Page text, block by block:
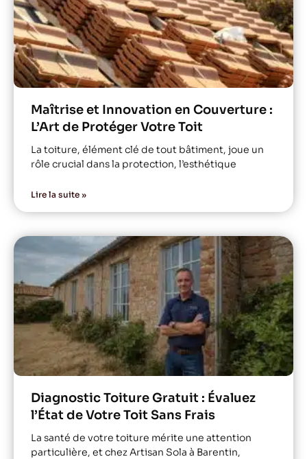
Maîtrise et Innovation en Couverture :
L’Art de Protéger Votre Toit
La toiture, élément clé de tout bâtiment, joue un
rôle crucial dans la protection, l’esthétique
Lire la suite »
Diagnostic Toiture Gratuit : Évaluez
l’État de Votre Toit Sans Frais
La santé de votre toiture mérite une attention
particulière, et chez Artisan Sola à Barentin,